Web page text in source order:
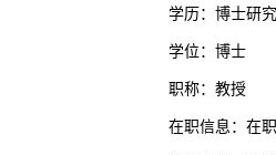
学历：博士研
学位：博士
职称：教授
在职信息：在职